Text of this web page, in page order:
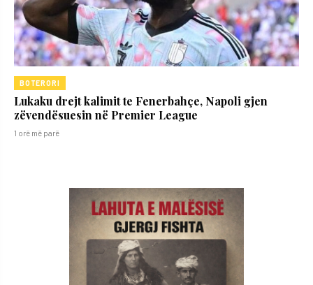
BOTERORI
Lukaku drejt kalimit te Fenerbahçe, Napoli gjen
zëvendësuesin në Premier League
1 orë më parë